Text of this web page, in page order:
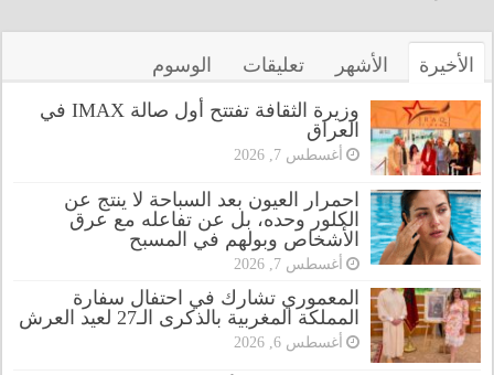
الأخيرة الأشهر تعليقات الوسوم
وزيرة الثقافة تفتتح أول صالة IMAX في
العراق
أغسطس 7, 2026
احمرار العيون بعد السباحة لا ينتج عن
الكلور وحده، بل عن تفاعله مع عرق
الأشخاص وبولهم في المسبح
أغسطس 7, 2026
المعموري تشارك في احتفال سفارة
المملكة المغربية بالذكرى الـ27 لعيد العرش
أغسطس 6, 2026